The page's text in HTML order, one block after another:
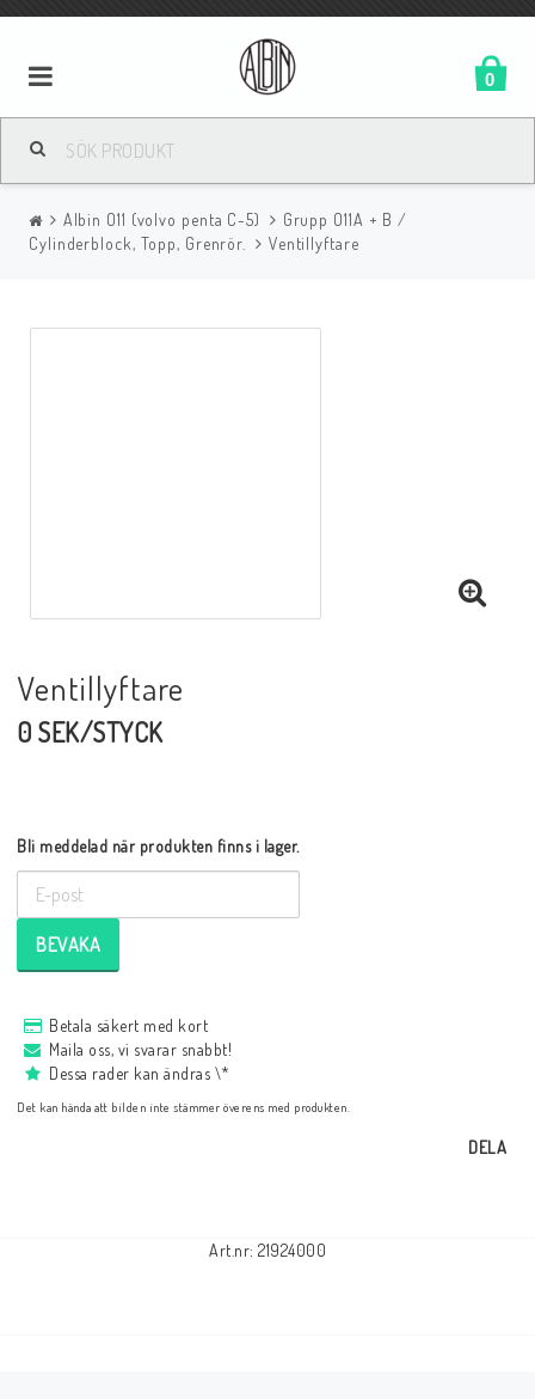
0
Albin O11 (volvo penta C-5)
Grupp O11A + B /
Cylinderblock, Topp, Grenrör.
Ventillyftare
Ventillyftare
0 SEK/STYCK
Bli meddelad när produkten finns i lager.
BEVAKA
Betala säkert med kort
Maila oss, vi svarar snabbt!
Dessa rader kan ändras \*
Det kan hända att bilden inte stämmer överens med produkten.
DELA
Art.nr: 21924000